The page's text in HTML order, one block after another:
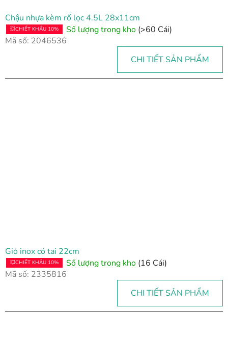
Chậu nhựa kèm rổ lọc 4.5L 28x11cm
💥CHIẾT KHẤU 10% Số lượng trong kho (>60 Cái)
Mã số: 2046536
CHI TIẾT SẢN PHẨM
Giỏ inox có tai 22cm
💥CHIẾT KHẤU 10% Số lượng trong kho (16 Cái)
Mã số: 2335816
CHI TIẾT SẢN PHẨM